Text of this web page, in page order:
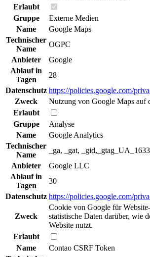
Erlaubt
Gruppe
Externe Medien
Name
Google Maps
Technischer
Name
OGPC
Anbieter
Google
Ablauf in
Tagen
28
Datenschutz https://policies.google.com/
Zweck
Nutzung von Google Maps auf
Erlaubt
Gruppe
Analyse
Name
Google Analytics
Technischer
Name
_ga, _gat,
Anbieter
Google LLC
Ablauf in
Tagen
30
Datenschutz https://policies.google.com/
Zweck
Cookie von Google für
statistische Daten darüber, wie
Website nutzt.
Erlaubt
Name
Contao CSRF Token